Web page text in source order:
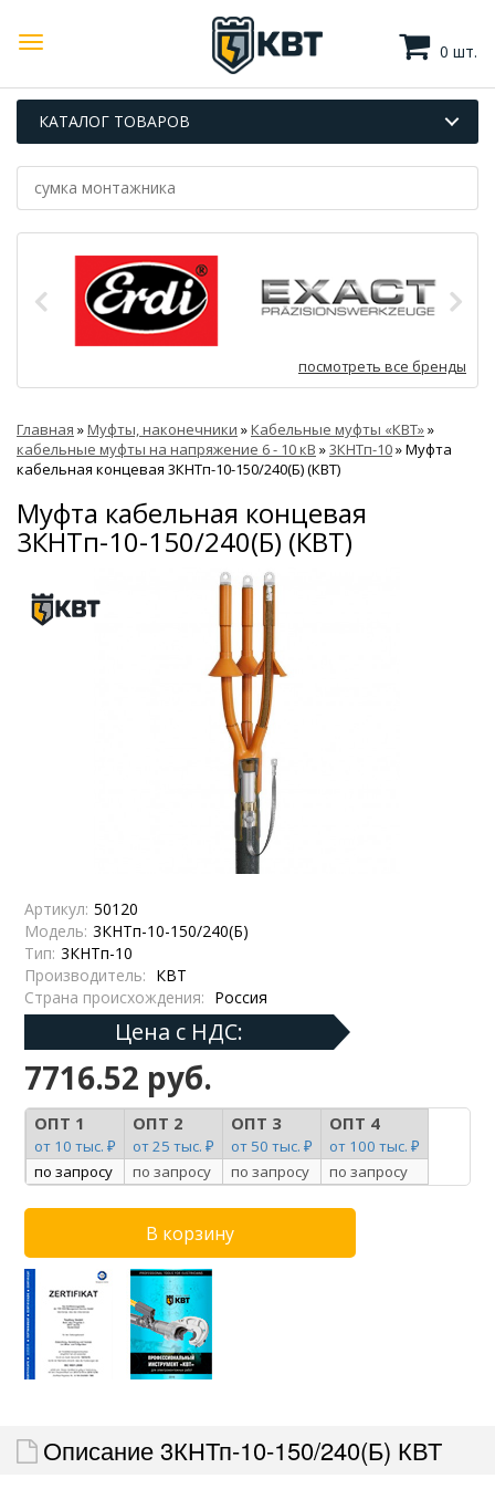
0 шт.
КАТАЛОГ ТОВАРОВ
посмотреть все бренды
Главная »Муфты, наконечники »Кабельные муфты «КВТ»»
кабельные муфты на напряжение 6 - 10 кВ »3КНТп-10»Муфта
кабельная концевая 3КНТп-10-150/240(Б) (КВТ)
Муфта кабельная концевая
3КНТп-10-150/240(Б) (КВТ)
Артикул: 50120
Модель: 3КНТп-10-150/240(Б)
Тип: 3КНТп-10
Производитель: КВТ
Страна происхождения: Россия
Цена с НДС:
7716.52 руб.
ОПТ 1
от 10 тыс. ₽
ОПТ 2
от 25 тыс. ₽
ОПТ 3
от 50 тыс. ₽
ОПТ 4
от 100 тыс. ₽
по запросу
по запросу по запросу по запросу
Описание 3КНТп-10-150/240(Б) КВТ